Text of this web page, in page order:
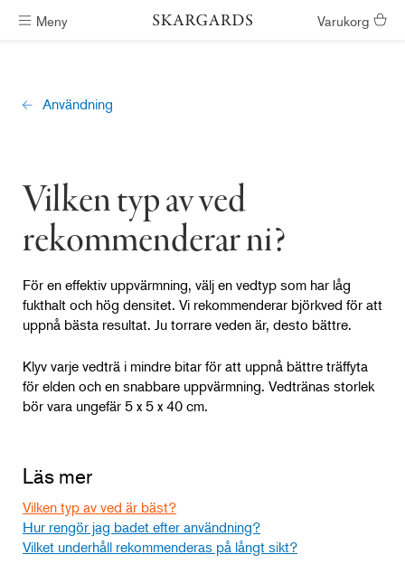
Meny Varukorg
Användning
Vilken typ av ved
rekommenderar ni?
För en effektiv uppvärmning, välj en vedtyp som har låg
fukthalt och hög densitet. Vi rekommenderar björkved för att
uppnå bästa resultat. Ju torrare veden är, desto bättre.
Klyv varje vedträ i mindre bitar för att uppnå bättre träffyta
för elden och en snabbare uppvärmning. Vedtränas storlek
bör vara ungefär 5 x 5 x 40 cm.
Läs mer
Vilken typ av ved är bäst?
Hur rengör jag badet efter användning?
Vilket underhåll rekommenderas på långt sikt?